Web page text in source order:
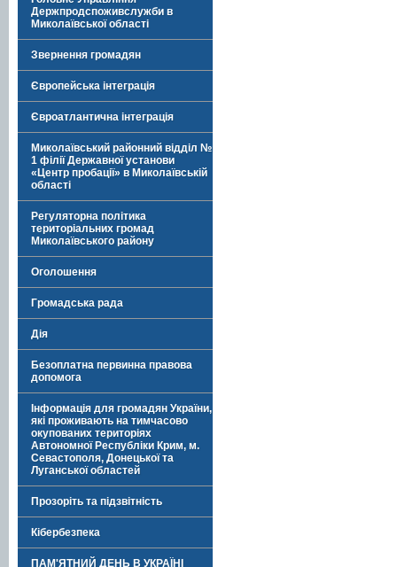
Держпродспоживслужби в
Миколаївської області
Звернення громадян
Європейська інтеграція
Євроатлантична інтеграція
Миколаївський районний відділ №
1 філії Державної установи
«Центр пробації» в Миколаївській
області
Регуляторна політика
територіальних громад
Миколаївського району
Оголошення
Громадська рада
Дія
Безоплатна первинна правова
допомога
Інформація для громадян України,
які проживають на тимчасово
окупованих територіях
Автономної Республіки Крим, м.
Севастополя, Донецької та
Луганської областей
Прозоріть та підзвітність
Кібербезпека
ПАМ'ЯТНИЙ ДЕНЬ В УКРАЇНІ